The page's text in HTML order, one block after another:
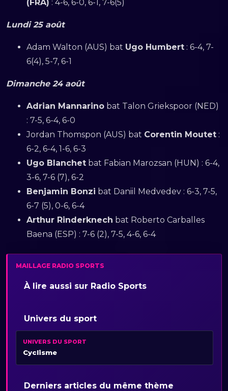
(FRA) : 4-6, 6-0, 6-1, 7-6(5)
Lundi 25 août
Adam Walton (AUS) bat Ugo Humbert : 6-4, 7-
6(4), 5-7, 6-1
Dimanche 24 août
Adrian Mannarino bat Talon Griekspoor (NED)
: 7-5, 6-4, 6-0
Jordan Thomspon (AUS) bat Corentin Moutet :
6-2, 6-4, 1-6, 6-3
Ugo Blanchet bat Fabian Marozsan (HUN) : 6-4,
3-6, 7-6 (7), 6-2
Benjamin Bonzi bat Daniil Medvedev : 6-3, 7-5,
6-7 (5), 0-6, 6-4
Arthur Rinderknech bat Roberto Carballes
Baena (ESP) : 7-6 (2), 7-5, 4-6, 6-4
MAILLAGE RADIO SPORTS
À lire aussi sur Radio Sports
Univers du sport
UNIVERS DU SPORT
Cyclisme
Derniers articles du même thème